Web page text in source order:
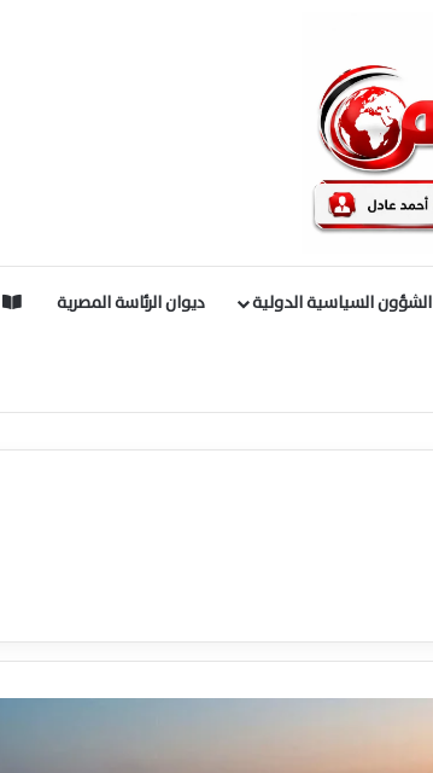
الشؤون السياسية الدولية ديوان الرئاسة المصرية